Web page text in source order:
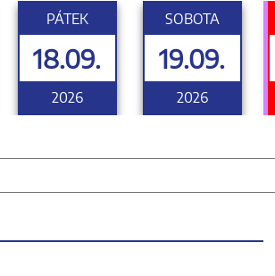
PÁTEK
18.09.
2026
SOBOTA
19.09.
2026